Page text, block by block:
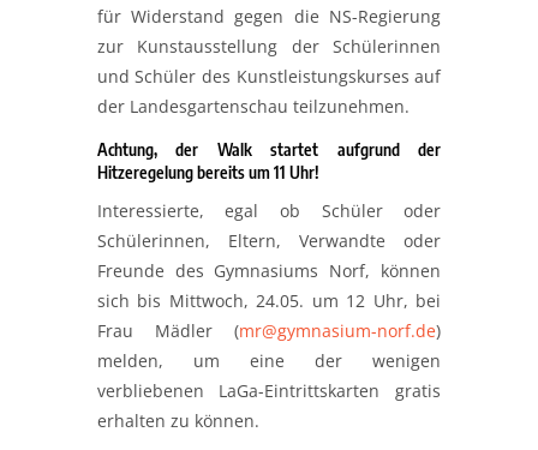
für Widerstand gegen die NS-Regierung
zur Kunstausstellung der Schülerinnen
und Schüler des Kunstleistungskurses auf
der Landesgartenschau teilzunehmen.
Achtung, der Walk startet aufgrund der
Hitzeregelung bereits um 11 Uhr!
Interessierte, egal ob Schüler oder
Schülerinnen, Eltern, Verwandte oder
Freunde des Gymnasiums Norf, können
sich bis Mittwoch, 24.05. um 12 Uhr, bei
Frau Mädler (mr@gymnasium-norf.de)
melden, um eine der wenigen
verbliebenen LaGa-Eintrittskarten gratis
erhalten zu können.